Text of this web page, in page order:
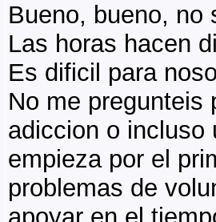
Bueno, bueno, no
Las horas hacen
Es dificil para
No me pregunteis
adiccion o incluso
empieza por el
problemas de